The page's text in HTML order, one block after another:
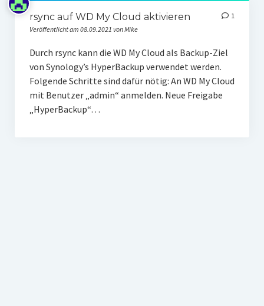
rsync auf WD My Cloud aktivieren
Veröffentlicht am 08.09.2021 von Mike
1
Durch rsync kann die WD My Cloud als Backup-Ziel
von Synology’s HyperBackup verwendet werden.
Folgende Schritte sind dafür nötig: An WD My Cloud
mit Benutzer „admin“ anmelden. Neue Freigabe
„HyperBackup“…